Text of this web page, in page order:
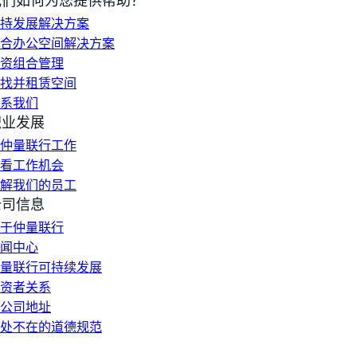
发展解决方案
办公空间解决方案
组合管理
并租赁空间
我们
发展
量联行工作
工作机会
我们的员工
信息
仲量联行
中心
联行可持续发展
者关系
司地址
不在的道德规范